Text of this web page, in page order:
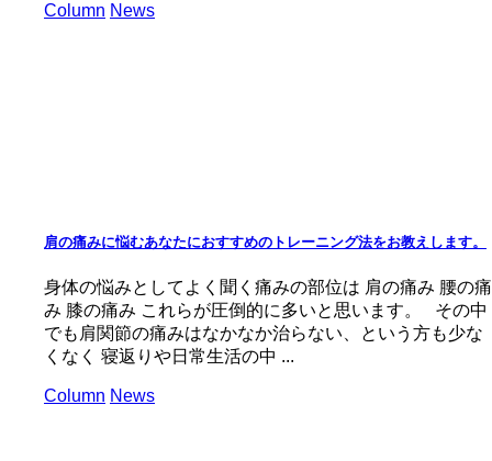
Column News
肩の痛みに悩むあなたにおすすめのトレーニング法をお教えします。
身体の悩みとしてよく聞く痛みの部位は 肩の痛み 腰の痛
み 膝の痛み これらが圧倒的に多いと思います。 その中
でも肩関節の痛みはなかなか治らない、という方も少な
くなく 寝返りや日常生活の中 ...
Column News